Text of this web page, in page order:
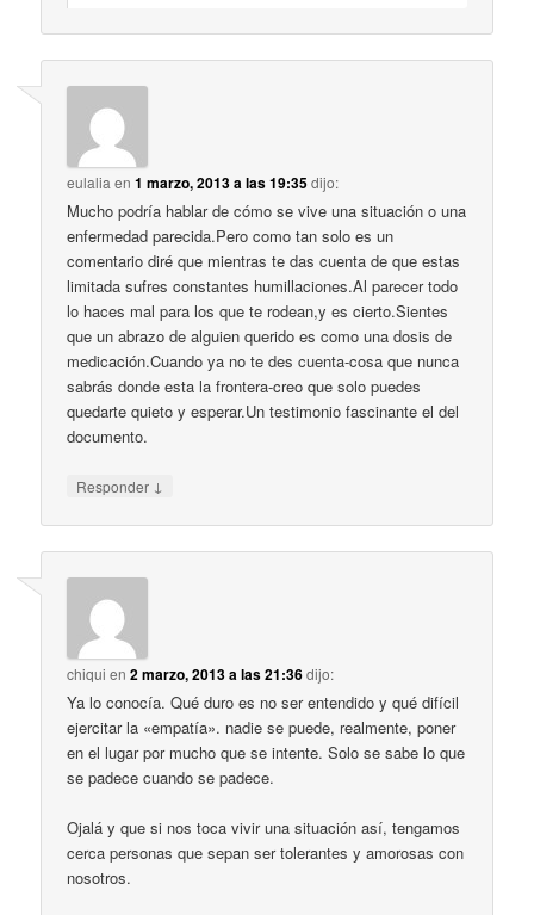
eulalia en1 marzo, 2013 a las 19:35dijo:
Mucho podría hablar de cómo se vive una situación o una
enfermedad parecida.Pero como tan solo es un
comentario diré que mientras te das cuenta de que estas
limitada sufres constantes humillaciones.Al parecer todo
lo haces mal para los que te rodean,y es cierto.Sientes
que un abrazo de alguien querido es como una dosis de
medicación.Cuando ya no te des cuenta-cosa que nunca
sabrás donde esta la frontera-creo que solo puedes
quedarte quieto y esperar.Un testimonio fascinante el del
documento.
Responder ↓
chiqui en2 marzo, 2013 a las 21:36dijo:
Ya lo conocía. Qué duro es no ser entendido y qué difícil
ejercitar la «empatía». nadie se puede, realmente, poner
en el lugar por mucho que se intente. Solo se sabe lo que
se padece cuando se padece.
Ojalá y que si nos toca vivir una situación así, tengamos
cerca personas que sepan ser tolerantes y amorosas con
nosotros.